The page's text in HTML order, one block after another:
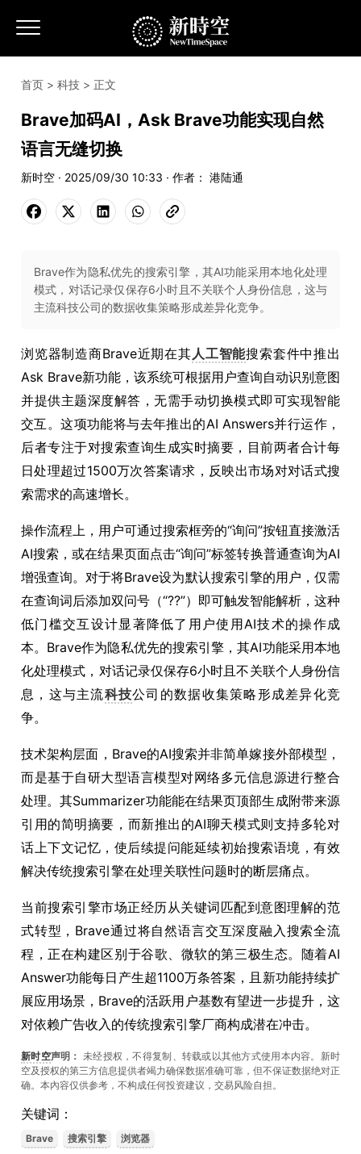
首页 > 科技 > 正文
Brave加码AI，Ask Brave功能实现自然
语言无缝切换
新时空 · 2025/09/30 10:33 · 作者： 港陆通
Brave作为隐私优先的搜索引擎，其AI功能采用本地化处理
模式，对话记录仅保存6小时且不关联个人身份信息，这与
主流科技公司的数据收集策略形成差异化竞争。
浏览器制造商Brave近期在其人工智能搜索套件中推出
Ask Brave新功能，该系统可根据用户查询自动识别意图
并提供主题深度解答，无需手动切换模式即可实现智能
交互。这项功能将与去年推出的AI Answers并行运作，
后者专注于对搜索查询生成实时摘要，目前两者合计每
日处理超过1500万次答案请求，反映出市场对对话式搜
索需求的高速增长。
操作流程上，用户可通过搜索框旁的“询问”按钮直接激活
AI搜索，或在结果页面点击“询问”标签转换普通查询为AI
增强查询。对于将Brave设为默认搜索引擎的用户，仅需
在查询词后添加双问号（“??”）即可触发智能解析，这种
低门槛交互设计显著降低了用户使用AI技术的操作成
本。Brave作为隐私优先的搜索引擎，其AI功能采用本地
化处理模式，对话记录仅保存6小时且不关联个人身份信
息，这与主流科技公司的数据收集策略形成差异化竞
争。
技术架构层面，Brave的AI搜索并非简单嫁接外部模型，
而是基于自研大型语言模型对网络多元信息源进行整合
处理。其Summarizer功能能在结果页顶部生成附带来源
引用的简明摘要，而新推出的AI聊天模式则支持多轮对
话上下文记忆，使后续提问能延续初始搜索语境，有效
解决传统搜索引擎在处理关联性问题时的断层痛点。
当前搜索引擎市场正经历从关键词匹配到意图理解的范
式转型，Brave通过将自然语言交互深度融入搜索全流
程，正在构建区别于谷歌、微软的第三极生态。随着AI
Answer功能每日产生超1100万条答案，且新功能持续扩
展应用场景，Brave的活跃用户基数有望进一步提升，这
对依赖广告收入的传统搜索引擎厂商构成潜在冲击。
新时空声明： 未经授权，不得复制、转载或以其他方式使用本内容。新时
空及授权的第三方信息提供者竭力确保数据准确可靠，但不保证数据绝对正
确。本內容仅供参考，不构成任何投资建议，交易风险自担。
关键词：
Brave 搜索引擎 浏览器